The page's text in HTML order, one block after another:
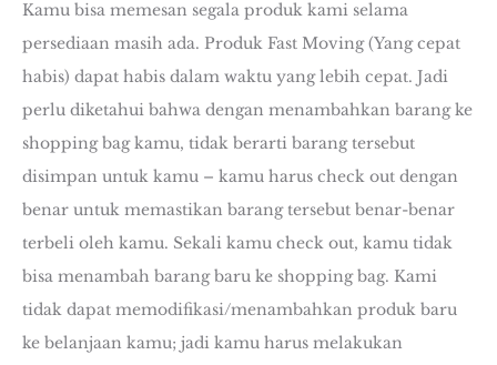
Kamu bisa memesan segala produk kami selama
persediaan masih ada. Produk Fast Moving (Yang cepat
habis) dapat habis dalam waktu yang lebih cepat. Jadi
perlu diketahui bahwa dengan menambahkan barang ke
shopping bag kamu, tidak berarti barang tersebut
disimpan untuk kamu – kamu harus check out dengan
benar untuk memastikan barang tersebut benar-benar
terbeli oleh kamu. Sekali kamu check out, kamu tidak
bisa menambah barang baru ke shopping bag. Kami
tidak dapat memodifikasi/menambahkan produk baru
ke belanjaan kamu; jadi kamu harus melakukan